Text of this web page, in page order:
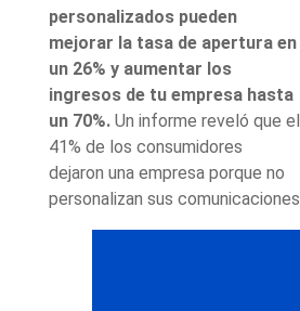
personalizados pueden
mejorar la tasa de apertura en
un 26% y aumentar los
ingresos de tu empresa hasta
un 70%. Un informe reveló que el
41% de los consumidores
dejaron una empresa porque no
personalizan sus comunicaciones